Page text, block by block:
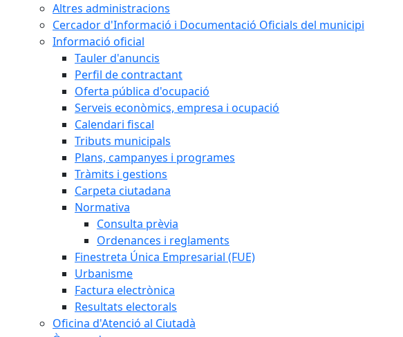
Altres administracions
Cercador d'Informació i Documentació Oficials del municipi
Informació oficial
Tauler d'anuncis
Perfil de contractant
Oferta pública d'ocupació
Serveis econòmics, empresa i ocupació
Calendari fiscal
Tributs municipals
Plans, campanyes i programes
Tràmits i gestions
Carpeta ciutadana
Normativa
Consulta prèvia
Ordenances i reglaments
Finestreta Única Empresarial (FUE)
Urbanisme
Factura electrònica
Resultats electorals
Oficina d'Atenció al Ciutadà